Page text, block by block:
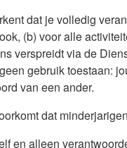
dat je volledig
(b) voor alle
verspreidt via de
gebruik toestaan:
van een ander.
dat
en alleen